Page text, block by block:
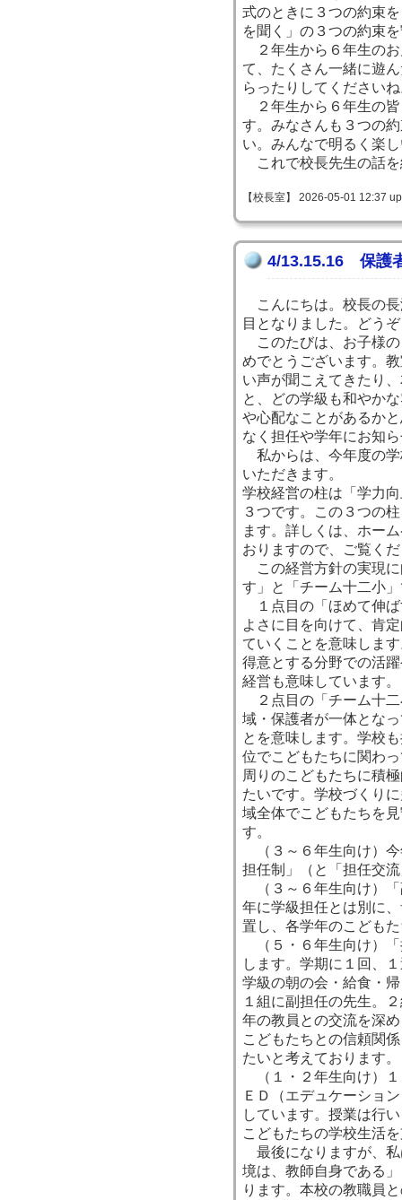
式のときに３つの約束
を聞く」の３つの約束
２年生から６年生の
て、たくさん一緒に遊
らったりしてください
２年生から６年生の
す。みなさんも３つの
い。みんなで明るく楽
これで校長先生の話
【校長室】 2026-05-01 12:37
4/13.15.16 保護
こんにちは。校長の長
目となりました。どう
このたびは、お子様の
めでとうございます。
い声が聞こえてきたり
と、どの学級も和やか
や心配なことがあるか
なく担任や学年にお知
私からは、今年度の学
いただきます。
学校経営の柱は「学力
３つです。この３つの
ます。詳しくは、ホー
おりますので、ご覧く
この経営方針の実現に
す」と「チーム十二小
１点目の「ほめて伸ば
よさに目を向けて、肯
ていくことを意味しま
得意とする分野での活
経営も意味しています。
２点目の「チーム十
域・保護者が一体とな
とを意味します。学校
位でこどもたちに関わ
周りのこどもたちに積
たいです。学校づくり
域全体でこどもたちを
す。
（３～６年生向け）今
担任制」（と「担任交
（３～６年生向け）「
年に学級担任とは別に
置し、各学年のこども
（５・６年生向け）「
します。学期に１回、
学級の朝の会・給食・
１組に副担任の先生。
年の教員との交流を深
こどもたちとの信頼関
たいと考えております。
（１・２年生向け）１
ＥＤ（エデュケーショ
しています。授業は行
こどもたちの学校生活
最後になりますが、私
境は、教師自身である
ります。本校の教職員